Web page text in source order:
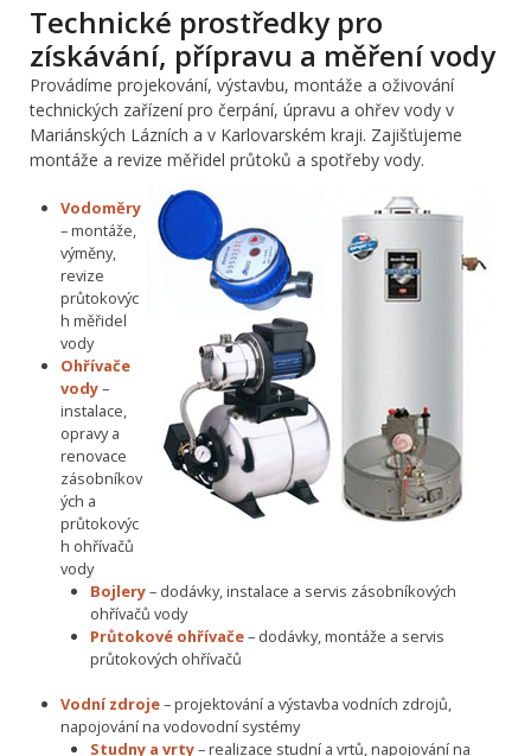
Technické prostředky pro
získávání, přípravu a měření vody
Provádíme projekování, výstavbu, montáže a oživování
technických zařízení pro čerpání, úpravu a ohřev vody v
Mariánských Lázních a v Karlovarském kraji. Zajišťujeme
montáže a revize měřidel průtoků a spotřeby vody.
Vodoměry
– montáže,
výměny,
revize
průtokovýc
h měřidel
vody
Ohřívače
vody–
instalace,
opravy a
renovace
zásobníkov
ých a
průtokovýc
h ohřívačů
vody
Bojlery– dodávky, instalace a servis zásobníkových
ohřívačů vody
Průtokové ohřívače– dodávky, montáže a servis
průtokových ohřívačů
Vodní zdroje– projektování a výstavba vodních zdrojů,
napojování na vodovodní systémy
Studny a vrty– realizace studní a vrtů, napojování na